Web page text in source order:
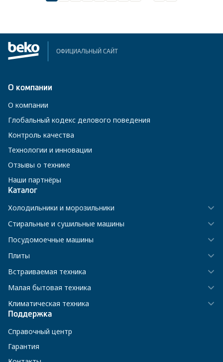
ОФИЦИАЛЬНЫЙ САЙТ
О компании
О компании
Глобальный кодекс делового поведения
Контроль качества
Технологии и инновации
Отзывы о технике
Наши партнёры
Каталог
Холодильники и морозильники
Стиральные и сушильные машины
Посудомоечные машины
Плиты
Встраиваемая техника
Малая бытовая техника
Климатическая техника
Поддержка
Справочный центр
Гарантия